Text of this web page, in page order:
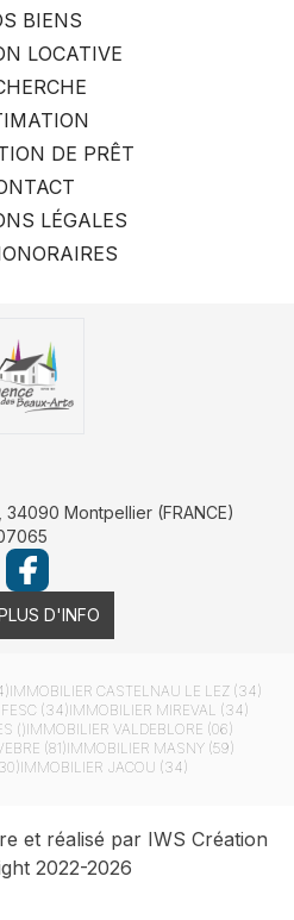
BIENS
LOCATIVE
DE PRÊT
LÉGALES
,34090 Montpellier (FRANCE)
D'INFO
IMMOBILIER CASTELNAU LE LEZ (34)
(34)IMMOBILIER MIREVAL (34)
()IMMOBILIER VALDEBLORE (06)
(81)IMMOBILIER MASNY (59)
IMMOBILIER JACOU (34)
et réalisé par IWS Création
2022-2026